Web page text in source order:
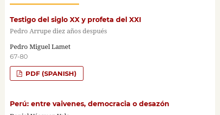
Testigo del siglo XX y profeta del XXI
Pedro Arrupe diez años después
Pedro Miguel Lamet
67-80
PDF (SPANISH)
Perú: entre vaivenes, democracia o desazón